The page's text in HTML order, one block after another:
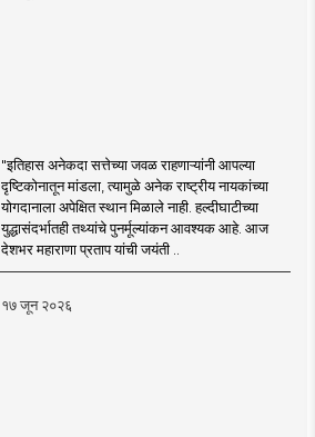
"इतिहास अनेकदा सत्तेच्या जवळ राहणाऱ्यांनी आपल्या
दृष्टिकोनातून मांडला, त्यामुळे अनेक राष्ट्रीय नायकांच्या
योगदानाला अपेक्षित स्थान मिळाले नाही. हल्दीघाटीच्या
युद्धासंदर्भातही तथ्यांचे पुनर्मूल्यांकन आवश्यक आहे. आज
देशभर महाराणा प्रताप यांची जयंती ..
१७ जून २०२६